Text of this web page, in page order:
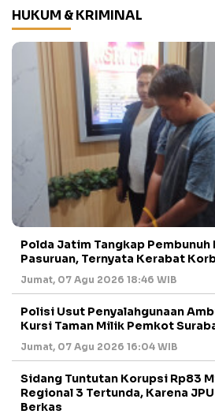
HUKUM & KRIMINAL
Polda Jatim Tangkap Pembunuh
Pasuruan, Ternyata Kerabat
Jumat, 07 Agu 2026 18:46 WIB
Polisi Usut Penyalahgunaan
Kursi Taman Milik Pemkot
Jumat, 07 Agu 2026 16:04 WIB
Sidang Tuntutan Korupsi Rp83
Regional 3 Tertunda, Karena
Berkas